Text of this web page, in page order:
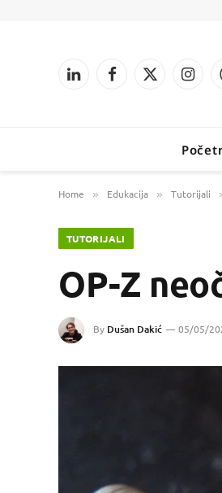
LinkedInFacebook
X
Home » Edukacija » Tutorijali
TUTORIJALI
OP-Z
By Dušan Dakić 05/05/